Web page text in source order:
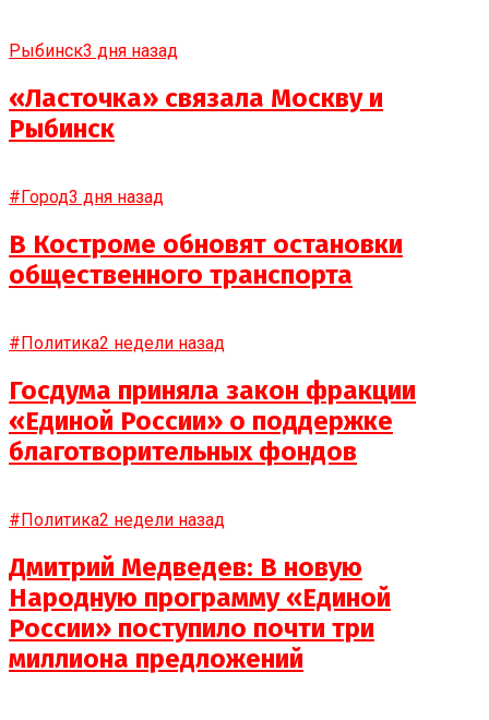
Рыбинск3 дня назад
«Ласточка» связала Москву и
Рыбинск
#Город3 дня назад
В Костроме обновят остановки
общественного транспорта
#Политика2 недели назад
Госдума приняла закон фракции
«Единой России» о поддержке
благотворительных фондов
#Политика2 недели назад
Дмитрий Медведев: В новую
Народную программу «Единой
России» поступило почти три
миллиона предложений